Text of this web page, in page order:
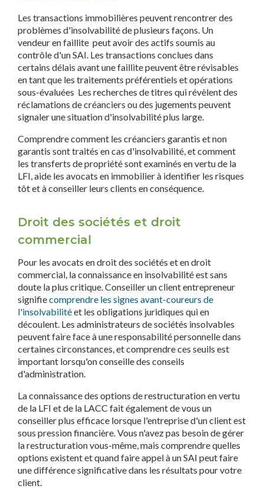
Les transactions immobilières peuvent rencontrer des
problèmes d'insolvabilité de plusieurs façons. Un
vendeur en faillite peut avoir des actifs soumis au
contrôle d'un SAI. Les transactions conclues dans
certains délais avant une faillite peuvent être révisables
en tant que les traitements préférentiels et opérations
sous-évaluées Les recherches de titres qui révèlent des
réclamations de créanciers ou des jugements peuvent
signaler une situation d'insolvabilité plus large.
Comprendre comment les créanciers garantis et non
garantis sont traités en cas d'insolvabilité, et comment
les transferts de propriété sont examinés en vertu de la
LFI, aide les avocats en immobilier à identifier les risques
tôt et à conseiller leurs clients en conséquence.
Droit des sociétés et droit
commercial
Pour les avocats en droit des sociétés et en droit
commercial, la connaissance en insolvabilité est sans
doute la plus critique. Conseiller un client entrepreneur
signifiecomprendre les signes avant-coureurs de
l'insolvabilitéet les obligations juridiques qui en
découlent. Les administrateurs de sociétés insolvables
peuvent faire face à une responsabilité personnelle dans
certaines circonstances, et comprendre ces seuils est
important lorsqu'on conseille des conseils
d'administration.
La connaissance des options de restructuration en vertu
de la LFI et de la LACC fait également de vous un
conseiller plus efficace lorsque l'entreprise d'un client est
sous pression financière. Vous n'avez pas besoin de gérer
la restructuration vous-même, mais comprendre quelles
options existent et quand faire appel à un SAI peut faire
une différence significative dans les résultats pour votre
client.